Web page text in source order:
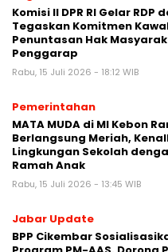
Komisi II DPR RI Gelar RDP
Tegaskan Komitmen
Penuntasan Hak
Penggarap
Rabu, 15 Juli 2026 - 18:12 WIB
Pemerintahan
MATA MUDA di MI Kebon
Berlangsung Meriah,
Lingkungan Sekolah
Ramah Anak
Rabu, 15 Juli 2026 - 13:45 WIB
Jabar Update
BPP Cikembar